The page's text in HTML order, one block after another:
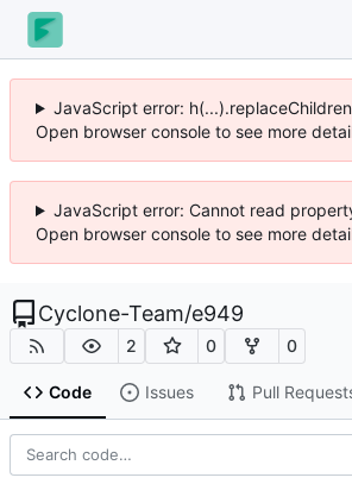
JavaScript error:
Open browser console to see more
JavaScript error: Cannot read
Open browser console to see more
Cyclone-Team/e949
2 0 0
Code Issues Pull